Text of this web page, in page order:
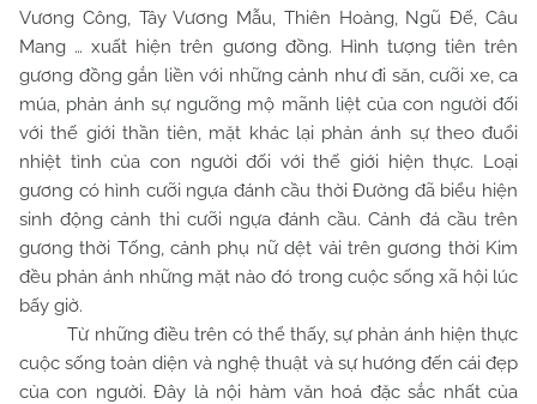
Vương Công, Tây Vương Mẫu, Thiên Hoàng, Ngũ Đế, Câu
Mang … xuất hiện trên gương đồng. Hình tượng tiên trên
gương đồng gắn liền với những cảnh như đi săn, cưỡi xe, ca
múa, phản ánh sự ngưỡng mộ mãnh liệt của con người đối
với thế giới thần tiên, mặt khác lại phản ánh sự theo đuổi
nhiệt tình của con người đối với thế giới hiện thực. Loại
gương có hình cưỡi ngựa đánh cầu thời Đường đã biểu hiện
sinh động cảnh thi cưỡi ngựa đánh cầu. Cảnh đá cầu trên
gương thời Tống, cảnh phụ nữ dệt vải trên gương thời Kim
đều phản ánh những mặt nào đó trong cuộc sống xã hội lúc
bấy giờ.
Từ những điều trên có thể thấy, sự phản ánh hiện thực
cuộc sống toàn diện và nghệ thuật và sự hướng đến cái đẹp
của con người. Đây là nội hàm văn hoá đặc sắc nhất của